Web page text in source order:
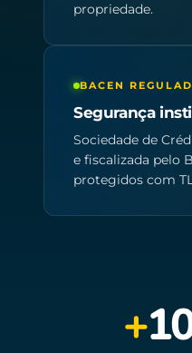
propriedade.
BACEN
Segurança
Sociedade de
e fiscalizada pelo
protegidos com
+